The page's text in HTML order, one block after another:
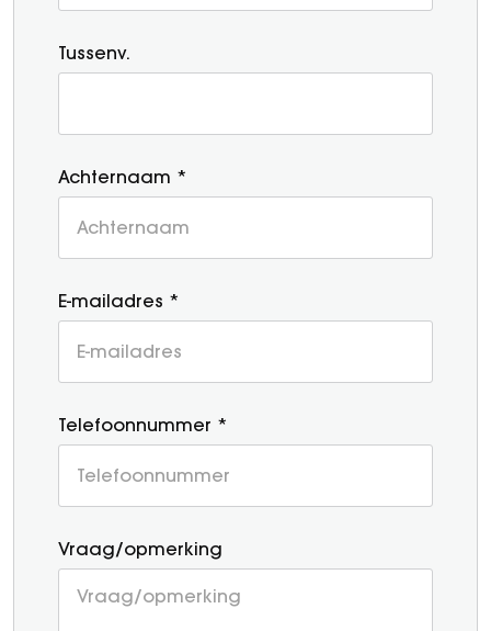
Tussenv.
Achternaam *
E-mailadres *
Telefoonnummer *
Vraag/opmerking